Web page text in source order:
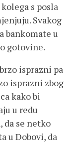
s posla
Svakog
bankomate u
gotovine.
isprazni pa
isprazni zbog
kako bi
u redu
da se netko
u Dobovi, da